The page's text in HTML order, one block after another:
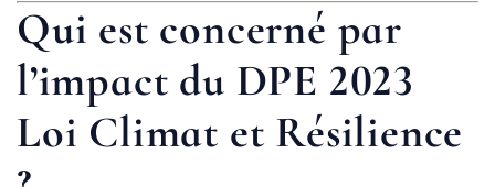
Qui est concerné par
l’impact du DPE 2023
Loi Climat et Résilience